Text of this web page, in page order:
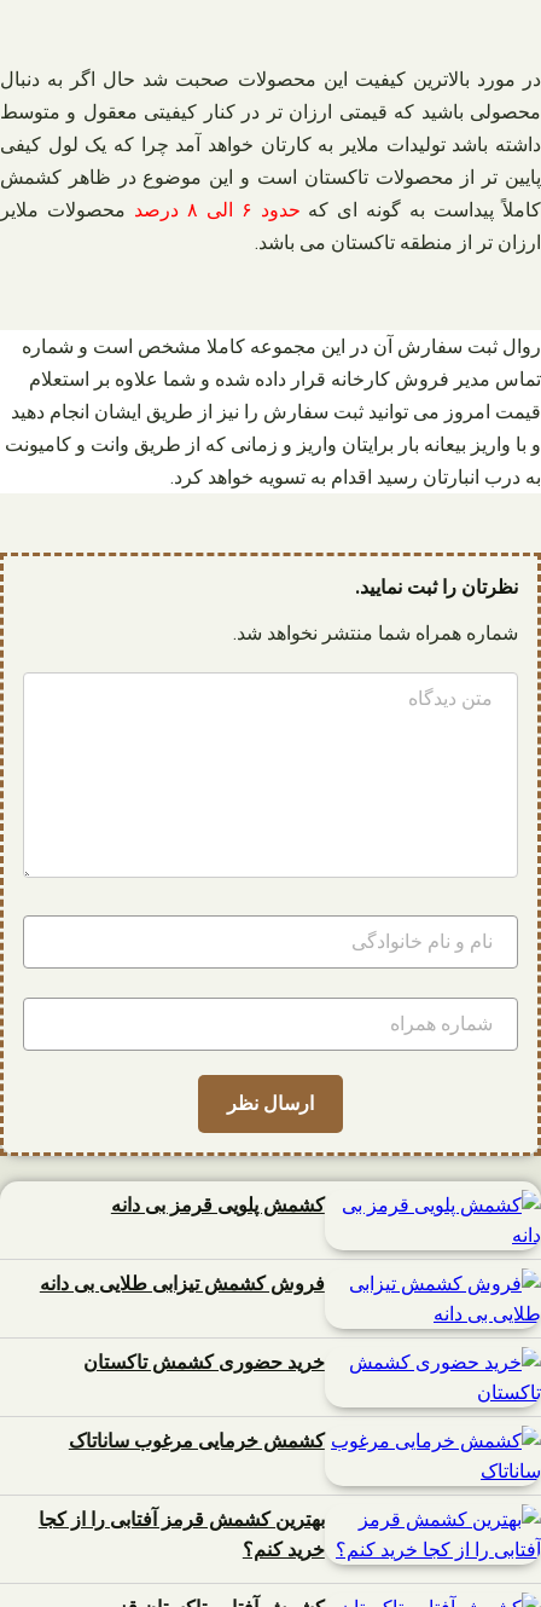
در مورد بالاترین کیفیت این محصولات صحبت شد حال اگر به دنبال
محصولی باشید که قیمتی ارزان تر در کنار کیفیتی معقول و متوسط
داشته باشد تولیدات ملایر به کارتان خواهد آمد چرا که یک لول کیفی
پایین تر از محصولات تاکستان است و این موضوع در ظاهر کشمش
کاملاً پیداست به گونه ای که حدود ۶ الی ۸ درصد
محصولات ملایر
ارزان تر از منطقه تاکستان می باشد.
روال ثبت سفارش آن در این مجموعه کاملا مشخص است و شماره
تماس مدیر فروش کارخانه قرار داده شده و شما علاوه بر استعلام
قیمت امروز می توانید ثبت سفارش را نیز از طریق ایشان انجام دهید
و با واریز بیعانه بار برایتان واریز و زمانی که از طریق وانت و کامیونت
به درب انبارتان رسید اقدام به تسویه خواهد کرد.
نظرتان را ثبت نمایید.
شماره همراه شما منتشر نخواهد شد.
کشمش پلویی قرمز بی دانه
فروش کشمش تیزابی طلایی بی دانه
خرید حضوری کشمش تاکستان
کشمش خرمایی مرغوب ساناتاک
بهترین کشمش قرمز آفتابی را از کجا
خرید کنم؟